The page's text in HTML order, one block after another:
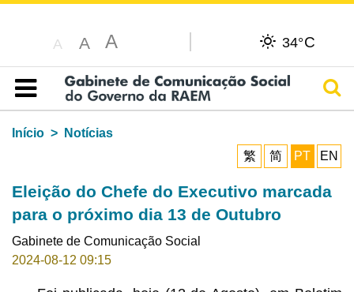
A A A 34°C
Índice
Início
Notícias
繁
简 PT EN
Eleição do Chefe do Executivo marcada
para o próximo dia 13 de Outubro
Gabinete de Comunicação Social
2024-08-12 09:15